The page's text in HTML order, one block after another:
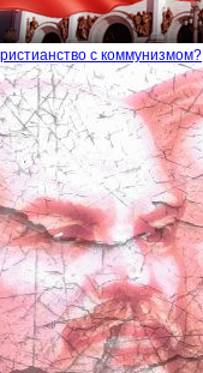
с коммунизмом?